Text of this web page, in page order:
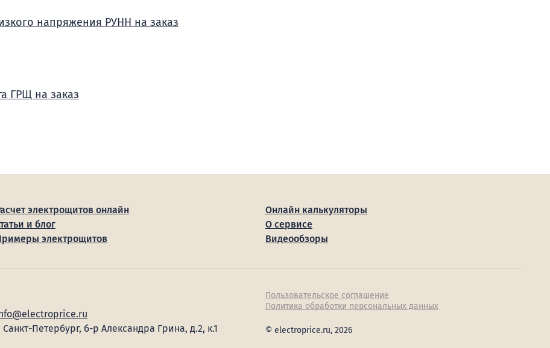
напряжения РУНН на заказ
ГРЩ на заказ
электрощитов онлайн
Онлайн калькуляторы
и блог
О сервисе
электрощитов
Видеообзоры
Санкт-Петербург, б-р Александра Грина, д.2, к.1
Пользовательское соглашение
Политика обработки персональных данных
© electroprice.ru, 2026